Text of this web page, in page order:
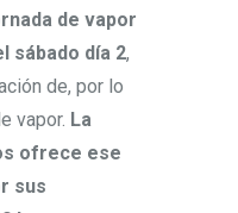
de vapor
sábado día 2,
de, por lo
vapor. La
ofrece ese
sus